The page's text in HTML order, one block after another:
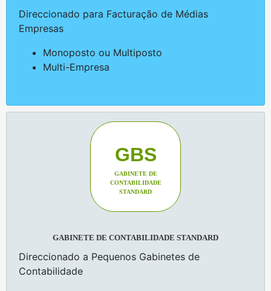
Direccionado para Facturação de Médias
Empresas
Monoposto ou Multiposto
Multi-Empresa
GBS
GABINETE DE
CONTABILIDADE
STANDARD
GABINETE DE CONTABILIDADE STANDARD
Direccionado a Pequenos Gabinetes de
Contabilidade